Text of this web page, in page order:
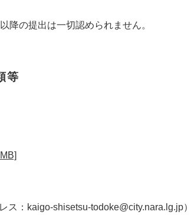
の提出は一切認められません。
等
：kaigo-shisetsu-todoke@city.nara.lg.jp）